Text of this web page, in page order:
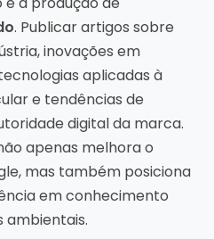
. Publicar artigos sobre
inovações em
aplicadas à
e tendências de
digital da marca.
apenas melhora o
mas também posiciona
em conhecimento
ambientais.